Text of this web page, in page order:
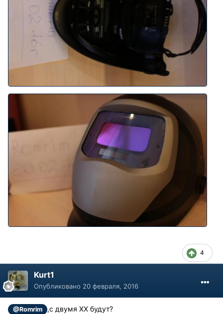
4
Kurt1
Опубликовано 20 февраля, 2016
@Romrim ,с двумя ХХ будут?